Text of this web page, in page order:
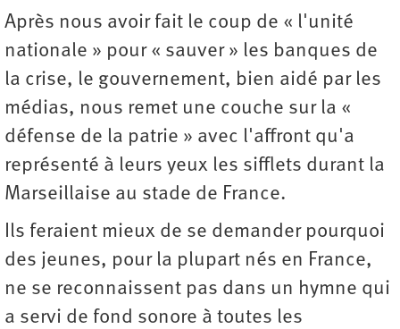
Après nous avoir fait le coup de « l'unité
nationale » pour « sauver » les banques de
la crise, le gouvernement, bien aidé par les
médias, nous remet une couche sur la «
défense de la patrie » avec l'affront qu'a
représenté à leurs yeux les sifflets durant la
Marseillaise au stade de France.
Ils feraient mieux de se demander pourquoi
des jeunes, pour la plupart nés en France,
ne se reconnaissent pas dans un hymne qui
a servi de fond sonore à toutes les